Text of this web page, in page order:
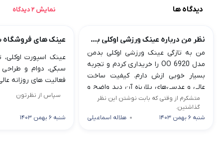
دیدگاه ها نمایش 2 دیدگاه
نظر من درباره عینک ورزشی اوکلی بدمن
من به تازگی عینک ورزشی اوکلی بدمن
مدل OO 6920 را خریداری کردم و تجربه
بسیار خوبی ازش دارم. کیفیت ساخت
عالی و عدسی‌های پلاریزه آن دید واضح و
شفافی میده. طراحی مستطیلی فریم به
راحتی روی صورت من جا ...
متشکرم از وقتی که بابت نوشتن این نظر
گذاشتین.
شنبه 6 بهمن 1403
هلاله اسماعیلی
عینک های
عینک اسپورت اوکلی،
سبکی، دوام و
فعالیت های روزانه
سپاس از نظرتون
شنبه 6 بهمن 1403